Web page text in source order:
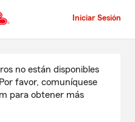
Iniciar Sesión
no están disponibles
favor, comuníquese
para obtener más